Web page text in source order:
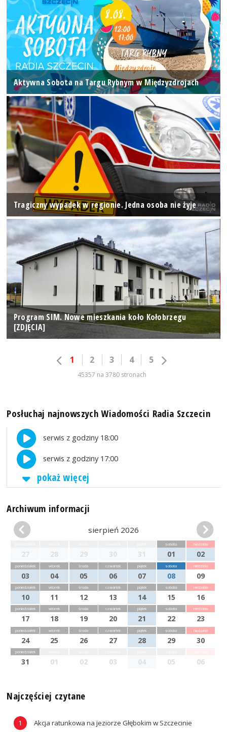
Aktywna Sobota na Targu Rybnym w Międzyzdrojach
Tragiczny wypadek w regionie. Jedna osoba nie żyje
Program SIM. Nowe mieszkania koło Kołobrzegu
[ZDJĘCIA]
1 2 3 4 5
45357 na 3780 stronach
Posłuchaj najnowszych Wiadomości Radia Szczecin
serwis z godziny 18:00
serwis z godziny 17:00
pokaż więcej
Archiwum informacji
sierpień 2026
27 28 29 30 31
sobota
01
niedziela
02
poniedziałek
03
wtorek
04
środa
05
czwartek
06
piątek
07
sobota
08
niedziela
09
poniedziałek
10
wtorek
11
środa
12
czwartek
13
piątek
14
sobota
15
niedziela
16
poniedziałek
17
wtorek
18
środa
19
czwartek
20
piątek
21
sobota
22
niedziela
23
poniedziałek
24
wtorek
25
środa
26
czwartek
27
piątek
28
sobota
29
niedziela
30
poniedziałek
31 01 02 03 04 05 06
Najczęściej czytane
Akcja ratunkowa na jeziorze Głębokim w Szczecinie